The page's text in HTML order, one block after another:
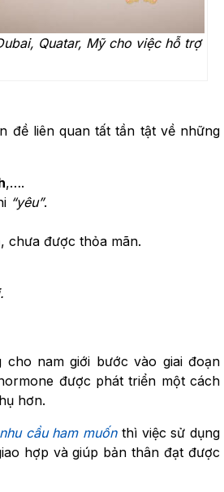
Quatar, Mỹ cho việc hỗ trợ
đề liên quan tất tần tật về những
,….
“yêu”.
, chưa được thỏa mãn.
nam giới bước vào giai đoạn
được phát triển một cách
hơn.
nhu cầu ham muốnthì việc sử dụng
hợp và giúp bản thân đạt được